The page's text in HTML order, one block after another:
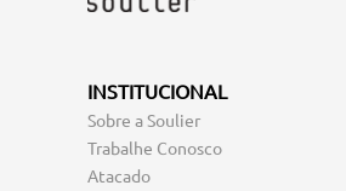
INSTITUCIONAL
Sobre a Soulier
Trabalhe Conosco
Atacado